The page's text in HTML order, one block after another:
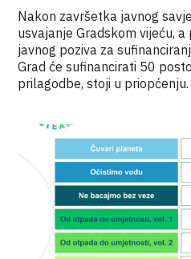
Nakon završetka javnog
usvajanje Gradskom vijeću,
javnog poziva za
Grad će sufinancirati 50
prilagodbe, stoji u priopćenju.